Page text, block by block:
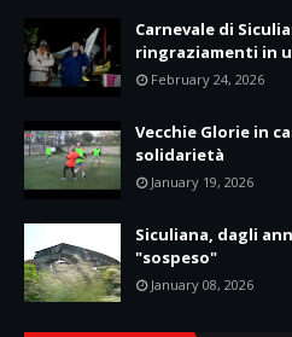
Carnevale di
ringraziamenti in
February 24, 2026
Vecchie Glorie in
solidarietà
January 19, 2026
Siculiana, dagli
"sospeso"
January 08, 2026